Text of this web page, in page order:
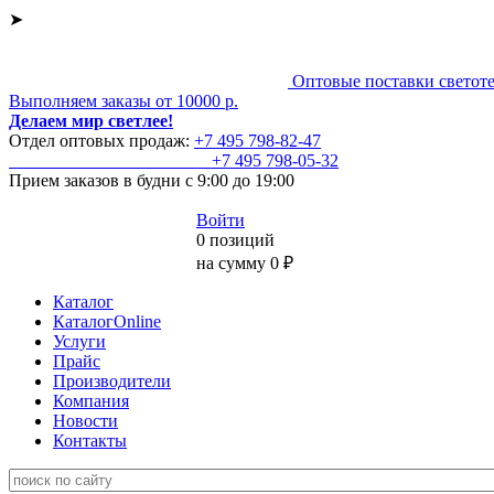
➤
Оптовые поставки
Выполняем заказы от 10000 р.
Делаем мир светлее!
Отдел оптовых продаж: +7 495 798-82-47
+7 495 798-05-32
Прием заказов в будни с 9:00 до 19:00
Войти
0 позиций
на сумму 0 ₽
Каталог
КаталогOnline
Услуги
Прайс
Производители
Компания
Новости
Контакты